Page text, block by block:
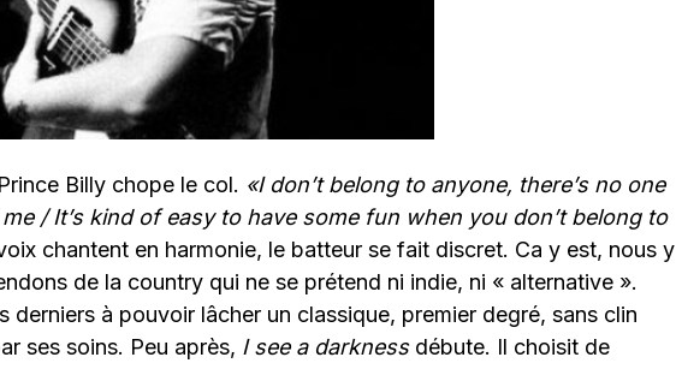
Billy chope le col. «I don’t belong toanyone, there’s no one
me/ It’s kind of easy to havesome fun when you don’t belong to
chantent en harmonie, le batteur se fait discret. Ca y est, nous y
de la country qui ne se prétend ni indie, ni « alternative ».
derniers à pouvoir lâcher un classique, premier degré, sans clin
ses soins. Peu après, I see a darknessdébute. Il choisit de